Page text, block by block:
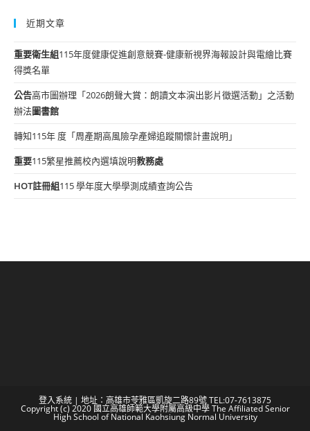
近期文章
重要衛生組115年度健康促進創意競賽-健康新視界海報設計與電繪比賽
得獎名單
公告高市圖辦理「2026朗聲大賞：朗讀文本演出影片徵選活動」之活動
辦法圖書館
轉知115年 度「周產期高風險孕產婦追蹤關懷計畫說明」
重要115繁星推薦校內選填說明教務處
HOT註冊組115 學年度大學學測成績查詢公告
登入系統 | 地址：高雄市苓雅區凱旋二路89號 TEL:07-7613875
Copyright (c) 2020 國立高雄師範大學附屬高級中學 The Affiliated Senior
High School of National Kaohsiung Normal University